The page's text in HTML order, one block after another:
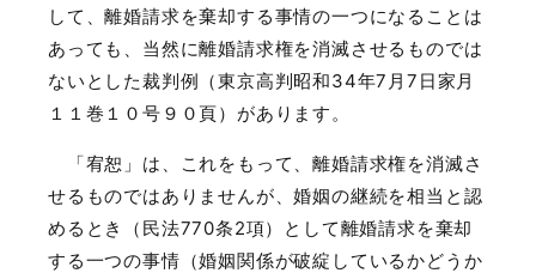
して、離婚請求を棄却する事情の一つになることは
あっても、当然に離婚請求権を消滅させるものでは
ないとした裁判例（東京高判昭和34年7 月7 日家月
１１巻１０号９０頁）があります。
「宥恕」は、これをもって、離婚請求権を消滅さ
せるものではありませんが、婚姻の継続を相当と認
めるとき（民法770条2項）として離婚請求を棄却
する一つの事情（婚姻関係が破綻しているかどうか